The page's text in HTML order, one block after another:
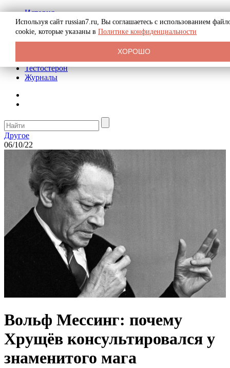
История
Биография
Криминал
Реклама на сайте
Тестостерон
Журналы
Другое
06/10/22
Вольф Мессинг: почему
Хрущёв консультировался у
знаменитого мага
Используя сайт russian7.ru, Вы соглашаетесь с использованием
cookie, которые указаны в Политике конфиденциальности
ХОРОШО